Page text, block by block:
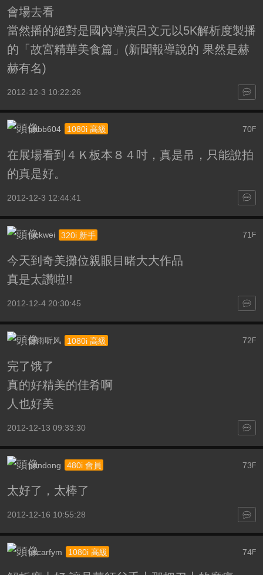
會場去看
當然播的絕對是國內導演呂文元以5K解析度製播
的「故宮精華美食篇」(新聞報導說的 果然是赫
赫有名)
2012-12-3 10:22:26
70F
bbbb604 1080i 高級
在展場看到４Ｋ板本８４吋，真是吊，只能說拍
的真是好。
2012-12-3 12:44:41
71 F
nickwei 320i 新手
今天到奇美攤位親眼目睹大大作品
真是太讚啦!!
2012-12-4 20:30:45
72 F
卧雨听风 1080i 高級
完了饿了
真的好精美的佳肴啊
人也好美
2012-12-13 09:33:30
73F
pandong 480i 會員
太好了，太棒了
2012-12-16 10:55:28
74F
oscarfym 1080i 高級